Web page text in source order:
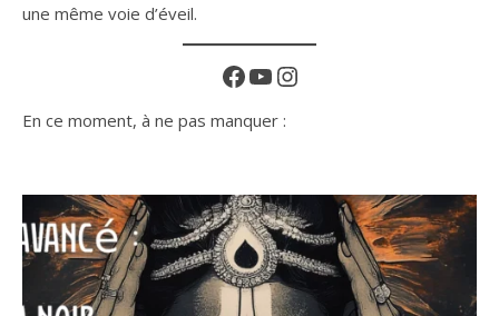
une même voie d’éveil.
Facebook
YouTube
Instagram
En ce moment, à ne pas manquer :